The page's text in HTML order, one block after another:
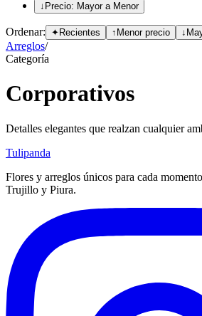
↓ Precio: Mayor a Menor
Ordenar: ✦ Recientes ↑ Menor precio ↓
Arreglos/
Categoría
Corporativos
Detalles elegantes que realzan cualquier
Tulipanda
Flores y arreglos únicos para cada
Trujillo y Piura.